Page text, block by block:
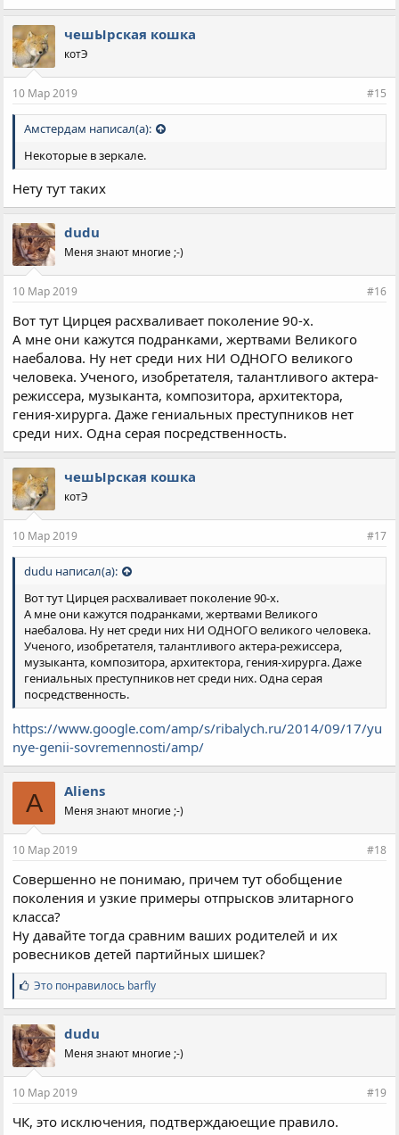
чешЫрская кошка
котЭ
10 Мар 2019 #15
Амстердам написал(а):
Некоторые в зеркале.
Нету тут таких
dudu
Меня знают многие ;-)
10 Мар 2019 #16
Вот тут Цирцея расxваливает поколение 90-х.
А мне они кажутся подранками, жертвами Великого
наебалова. Ну нет среди них НИ ОДНОГО великого
человека. Ученого, изобретателя, талантливого актера-
режиссера, музыканта, композитора, архитектора,
гения-хирурга. Даже гениальных преступников нет
среди них. Одна серая посредственность.
чешЫрская кошка
котЭ
10 Мар 2019 #17
dudu написал(а):
Вот тут Цирцея расxваливает поколение 90-х.
А мне они кажутся подранками, жертвами Великого
наебалова. Ну нет среди них НИ ОДНОГО великого человека.
Ученого, изобретателя, талантливого актера-режиссера,
музыканта, композитора, архитектора, гения-хирурга. Даже
гениальных преступников нет среди них. Одна серая
посредственность.
https://www.google.com/amp/s/ribalych.ru/2014/09/17/yu
nye-genii-sovremennosti/amp/
A Aliens
Меня знают многие ;-)
10 Мар 2019 #18
Совершенно не понимаю, причем тут обобщение
поколения и узкие примеры отпрысков элитарного
класса?
Ну давайте тогда сравним ваших родителей и их
ровесников детей партийных шишек?
С
и
м
п
а
т
и
:
Это понравилось barfly
dudu
Меня знают многие ;-)
10 Мар 2019 #19
ЧК, это исключения, подтверждаюещие правило.